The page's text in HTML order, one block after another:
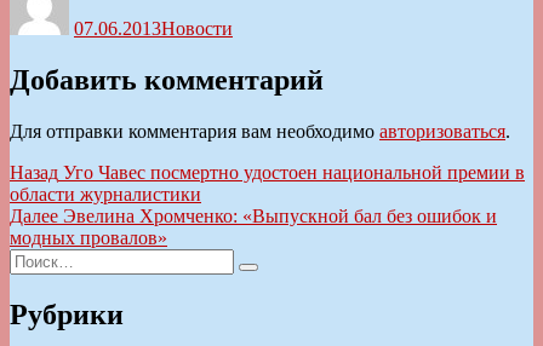
07.06.2013Новости
Добавить комментарий
Для отправки комментария вам необходимо авторизоваться.
Навигация
по
записям
Назад Предыдущая
запись:
Уго Чавес посмертно удостоен национальной премии в
области журналистики
Далее Следующая
запись:
Эвелина Хромченко: «Выпускной бал без ошибок и
модных провалов»
Искать:
Поиск
Рубрики